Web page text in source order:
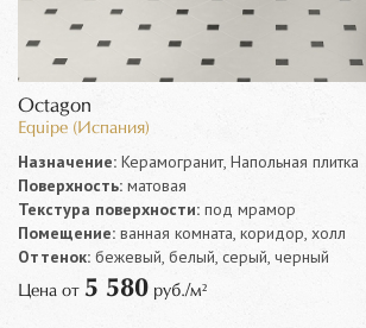
Octagon
Equipe (Испания)
Назначение: Керамогранит, Напольная плитка
Поверхность: матовая
Текстура поверхности: под мрамор
Помещение: ванная комната, коридор, холл
Оттенок: бежевый, белый, серый, черный
Цена от 5 580 руб./м²